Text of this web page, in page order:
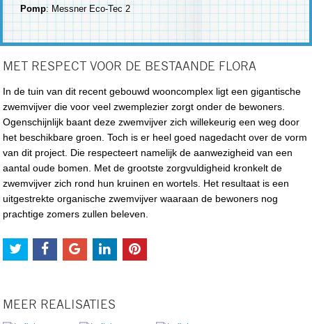
Pomp: Messner Eco-Tec 2
MET RESPECT VOOR DE BESTAANDE FLORA
In de tuin van dit recent gebouwd wooncomplex ligt een gigantische
zwemvijver die voor veel zwemplezier zorgt onder de bewoners.
Ogenschijnlijk baant deze zwemvijver zich willekeurig een weg door
het beschikbare groen. Toch is er heel goed nagedacht over de vorm
van dit project. Die respecteert namelijk de aanwezigheid van een
aantal oude bomen. Met de grootste zorgvuldigheid kronkelt de
zwemvijver zich rond hun kruinen en wortels. Het resultaat is een
uitgestrekte organische zwemvijver waaraan de bewoners nog
prachtige zomers zullen beleven.
MEER REALISATIES